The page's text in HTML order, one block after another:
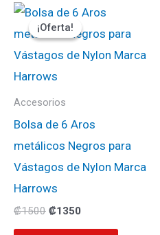
¡Oferta!
¡Oferta!
Accesorios
Bolsa de 6 Aros
metálicos Negros para
Vástagos de Nylon Marca
Harrows
₡1500
El
precio
original
₡1500.
₡1350
El
precio
actual
₡1350.